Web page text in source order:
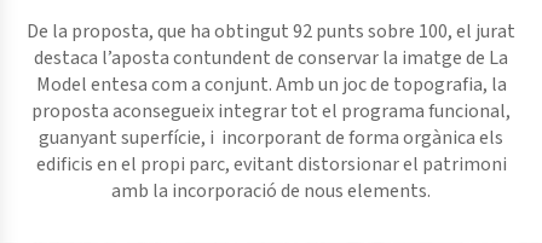
De la proposta, que ha obtingut 92 punts sobre 100, el jurat
destaca l’aposta contundent de conservar la imatge de La
Model entesa com a conjunt. Amb un joc de topografia, la
proposta aconsegueix integrar tot el programa funcional,
guanyant superfície, i incorporant de forma orgànica els
edificis en el propi parc, evitant distorsionar el patrimoni
amb la incorporació de nous elements.